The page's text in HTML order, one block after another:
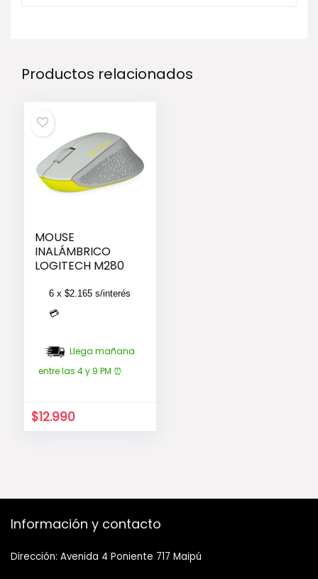
Productos relacionados
MOUSE
INALÁMBRICO
LOGITECH M280
6 x $2.165s/interés
💳
Llega mañana
entre las 4 y 9 PM ⏰
El
precio
$12.990El
Información y contacto
Dirección: Avenida 4 Poniente 717 Maipú